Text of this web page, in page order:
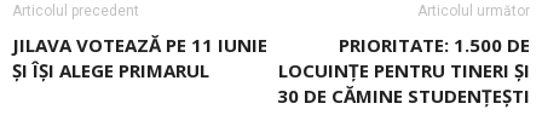
Articolul precedent
JILAVA VOTEAZĂ PE 11 IUNIE
ŞI ÎŞI ALEGE PRIMARUL
Articolul următor
PRIORITATE: 1.500 DE
LOCUINȚE PENTRU TINERI ȘI
30 DE CĂMINE STUDENȚEȘTI